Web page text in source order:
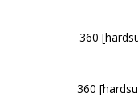
360
360